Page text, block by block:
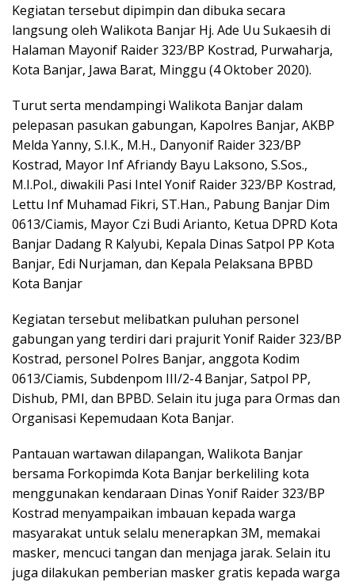
Kegiatan tersebut dipimpin dan dibuka secara
langsung oleh Walikota Banjar Hj. Ade Uu Sukaesih di
Halaman Mayonif Raider 323/BP Kostrad, Purwaharja,
Kota Banjar, Jawa Barat, Minggu (4 Oktober 2020).
Turut serta mendampingi Walikota Banjar dalam
pelepasan pasukan gabungan, Kapolres Banjar, AKBP
Melda Yanny, S.I.K., M.H., Danyonif Raider 323/BP
Kostrad, Mayor Inf Afriandy Bayu Laksono, S.Sos.,
M.I.Pol., diwakili Pasi Intel Yonif Raider 323/BP Kostrad,
Lettu Inf Muhamad Fikri, ST.Han., Pabung Banjar Dim
0613/Ciamis, Mayor Czi Budi Arianto, Ketua DPRD Kota
Banjar Dadang R Kalyubi, Kepala Dinas Satpol PP Kota
Banjar, Edi Nurjaman, dan Kepala Pelaksana BPBD
Kota Banjar
Kegiatan tersebut melibatkan puluhan personel
gabungan yang terdiri dari prajurit Yonif Raider 323/BP
Kostrad, personel Polres Banjar, anggota Kodim
0613/Ciamis, Subdenpom III/2-4 Banjar, Satpol PP,
Dishub, PMI, dan BPBD. Selain itu juga para Ormas dan
Organisasi Kepemudaan Kota Banjar.
Pantauan wartawan dilapangan, Walikota Banjar
bersama Forkopimda Kota Banjar berkeliling kota
menggunakan kendaraan Dinas Yonif Raider 323/BP
Kostrad menyampaikan imbauan kepada warga
masyarakat untuk selalu menerapkan 3M, memakai
masker, mencuci tangan dan menjaga jarak. Selain itu
juga dilakukan pemberian masker gratis kepada warga